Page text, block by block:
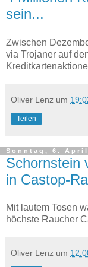
sein...
Zwischen
via Trojaner auf
Oliver Lenz um
Teilen
Sonntag, 6. April
Schornstein
in Castop-
Mit lautem Tosen
höchste Raucher
Oliver Lenz um